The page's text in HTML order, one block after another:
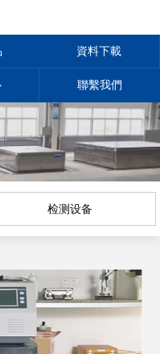
資料下載
聯繫我們
检测设备